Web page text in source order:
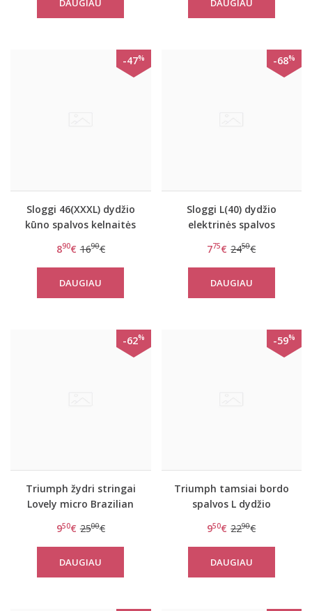
DAUGIAU DAUGIAU
-47%
Sloggi 46(XXXL) dydžio
kūno spalvos kelnaitės
890€ 1690€
DAUGIAU
-68%
Sloggi L(40) dydžio
elektrinės spalvos
Seamiess Shorty C2P
775€ 2450€
DAUGIAU
-62%
Triumph žydri stringai
Lovely micro Brazilian
950€ 2500€
DAUGIAU
-59%
Triumph tamsiai bordo
spalvos L dydžio
Brazilian String
950€ 2290€
DAUGIAU